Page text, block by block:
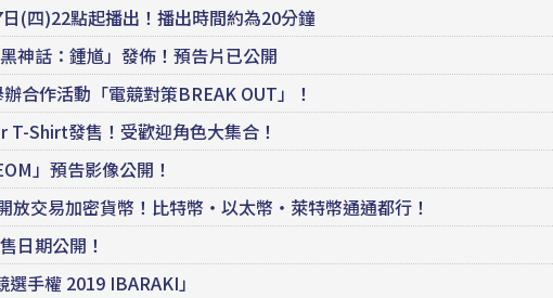
(四)22點起播出！播出時間約為20分鐘
神話：鍾馗」發佈！預告片已公開
合作活動「電競對策BREAK OUT」！
Shirt發售！受歡迎角色大集合！
」預告影像公開！
交易加密貨幣！比特幣・以太幣・萊特幣通通都行！
日期公開！
手權 2019 IBARAKI」